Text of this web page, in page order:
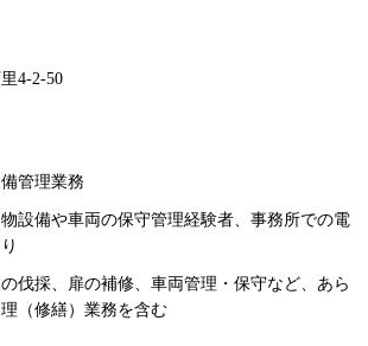
4-2-50
管理業務
設備や車両の保守管理経験者、事務所での電
伐採、扉の補修、車両管理・保守など、あら
（修繕）業務を含む